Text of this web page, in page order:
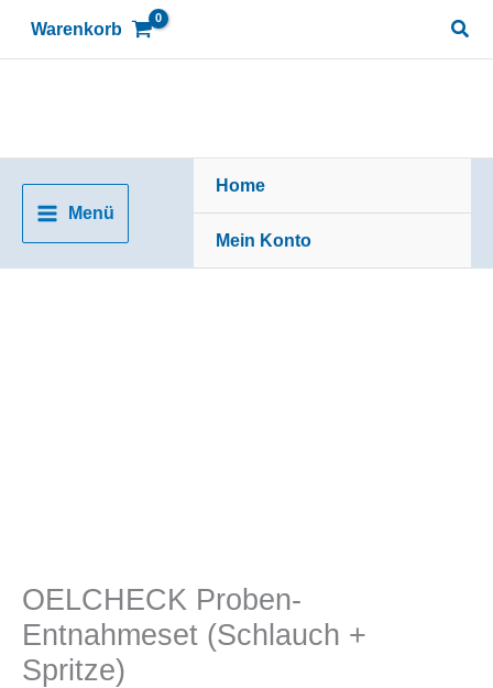
Warenkorb
Menü
Home
Mein Konto
OELCHECK Proben-
Entnahmeset (Schlauch +
Spritze)